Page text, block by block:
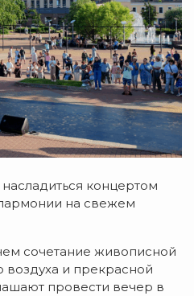
концертом
на свежем
сочетание живописной
воздуха и прекрасной
провести вечер в